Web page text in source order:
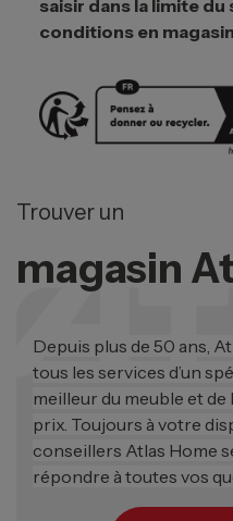
saisir dans la limite
conditions en
Trouver un
magasin
Depuis plus de 50 ans,
tous les services d’un
meilleur du meuble et
prix. Toujours à votre
conseillers Atlas Home
répondre à toutes vos